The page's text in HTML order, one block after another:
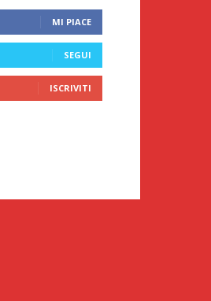
MI PIACE
SEGUI
ISCRIVITI